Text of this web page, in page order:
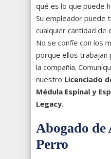
qué es lo que puede
Su empleador puede
cualquier cantidad de
No se confíe con los
porque ellos trabajan
la compañía.
nuestro Licenciado
Médula Espinal y
Legacy.
Abogado de
Perro